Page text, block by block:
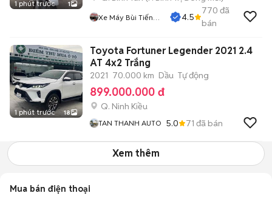
1 phút trước 1
Xe Máy Bùi Tiến
4.5
770 đã
bán
1 phút trước 18
Toyota Fortuner Legender 2021 2.4
AT 4x2 Trắng
2021 70.000 km Dầu Tự động
899.000.000 đ
Q. Ninh Kiều
TAN THANH AUTO 5.0 71 đã bán
Xem thêm
Mua bán điện thoại